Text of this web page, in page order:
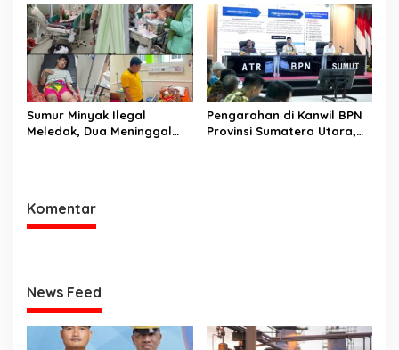
Lomba
Muara Kulam
Sumur Minyak Ilegal
Meledak, Dua Meninggal
Pengarahan di Kanwil BPN
Provinsi Sumatera Utara,
Komentar
News Feed